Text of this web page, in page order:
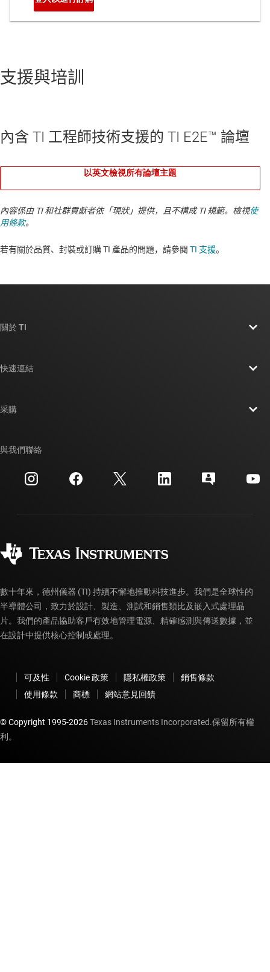
支援與培訓
內含 TI 工程師技術支援的 TI E2E™ 論壇
以英文檢視所有論壇主題
內容係由 TI 和社群貢獻者依「現狀」提供，且不構成 TI 規範。檢視使
用條款。
若有關於品質、封裝或訂購 TI 產品的問題，請參閱 TI 支援。​​​​​​​​​​​​​​
關於 TI
投資人關系
製造
快速連結
交互參考搜索
客戶支援中心
myTI 帳戶常見問題解答
采購
訂購 FAQ
與我們聯絡
數十年來，德州儀器 (TI) 持續不懈地推動科技進步。我們是全球性的
半導體公司，致力於設計、製造、測試和銷售類比及嵌入式處理晶
片。我們的產品協助客戶有效地管理電源、精確感測與傳送數據，並
在設計中提供核心控制或處理。
可及性 Cookie 政策 隱私權政策
銷售條款
使用條款
商標 網站意見回饋
© Copyright 1995-2026Texas Instruments Incorporated.保留所有權
利。